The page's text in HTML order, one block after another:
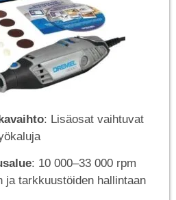
: Lisäosat vaihtuvat
: 10 000–33 000 rpm
ja tarkkuustöiden hallintaan